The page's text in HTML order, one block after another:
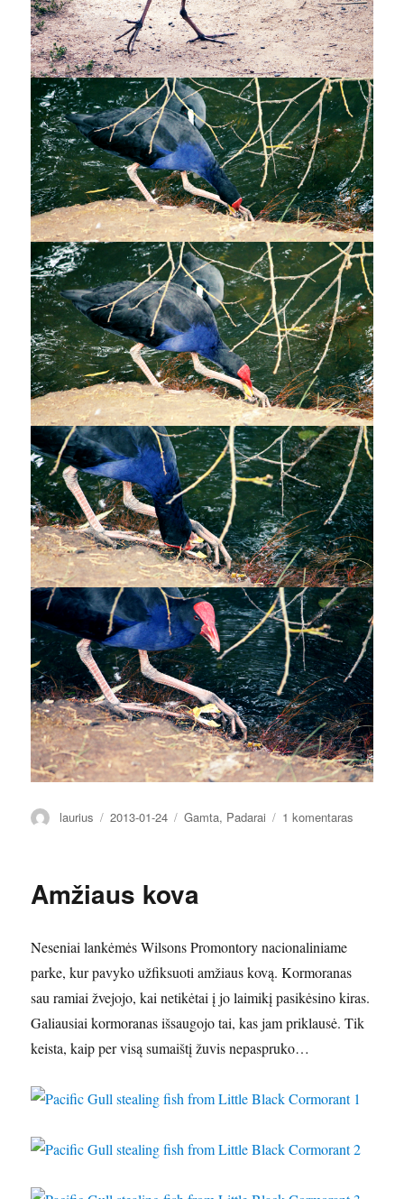
Autorius
laurius Paskelbta
2013-01-24 Kategorijos
Gamta, Padarai 1 komentaras
Amžiaus kova
Neseniai lankėmės Wilsons Promontory nacionaliniame
parke, kur pavyko užfiksuoti amžiaus kovą. Kormoranas
sau ramiai žvejojo, kai netikėtai į jo laimikį pasikėsino kiras.
Galiausiai kormoranas išsaugojo tai, kas jam priklausė. Tik
keista, kaip per visą sumaištį žuvis nepaspruko…